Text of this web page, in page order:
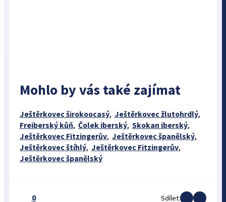
Mohlo by vás také zajímat
Ještěrkovec širokoocasý, Ještěrkovec žlutohrdlý,
Freiberský kůň, Čolek iberský, Skokan iberský,
Ještěrkovec Fitzingerův, Ještěrkovec španělský,
Ještěrkovec štíhlý, Ještěrkovec Fitzingerův,
Ještěrkovec španělský
0 Sdílet: